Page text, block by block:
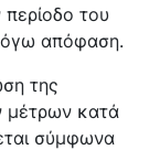
του
απόφαση.
της
μέτρων κατά
σύμφωνα